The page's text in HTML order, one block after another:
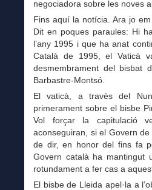
negociadora sobre les noves
Fins aquí la notícia. Ara jo
Dit en poques paraules: Hi
l’any 1995 i que ha anat
Català de 1995, el Vaticà
desmembrament del bisbat
Barbastre-Montsó.
El vaticà, a través del
primerament sobre el bisbe
Vol forçar la capitulació
aconseguiran, si el Govern de
de dir, en honor del fins fa
Govern català ha mantingut
rotundament a fer cas a
El bisbe de Lleida apel·la a